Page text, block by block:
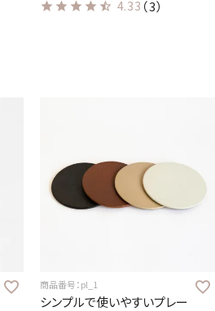
4.33 （3）
商品番号：pl_1
シンプルで使いやすいプレー